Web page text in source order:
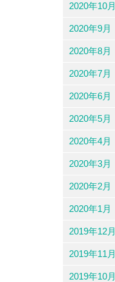
2020年10月
2020年9月
2020年8月
2020年7月
2020年6月
2020年5月
2020年4月
2020年3月
2020年2月
2020年1月
2019年12月
2019年11月
2019年10月